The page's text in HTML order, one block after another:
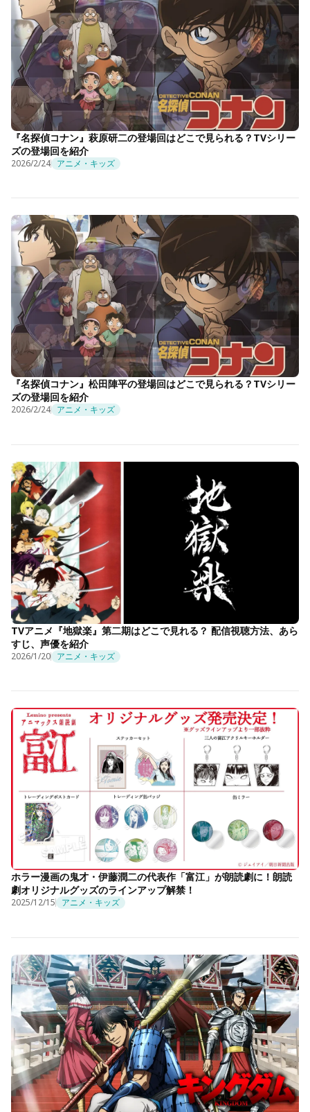
『名探偵コナン』萩原研二の登場回はどこで見られる？TVシリー
ズの登場回を紹介
2026/2/24 アニメ・キッズ
『名探偵コナン』松田陣平の登場回はどこで見られる？TVシリー
ズの登場回を紹介
2026/2/24 アニメ・キッズ
TVアニメ『地獄楽』第二期はどこで見れる？ 配信視聴方法、あら
すじ、声優を紹介
2026/1/20 アニメ・キッズ
ホラー漫画の鬼才・伊藤潤二の代表作「富江」が朗読劇に！朗読
劇オリジナルグッズのラインアップ解禁！
2025/12/15 アニメ・キッズ